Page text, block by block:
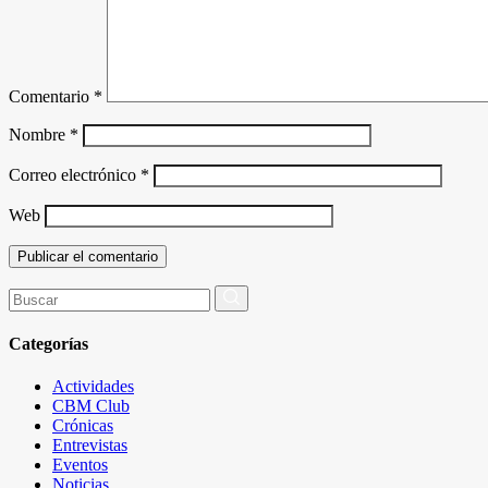
Comentario *
Nombre *
Correo electrónico *
Web
Buscar
por:
Categorías
Actividades
CBM Club
Crónicas
Entrevistas
Eventos